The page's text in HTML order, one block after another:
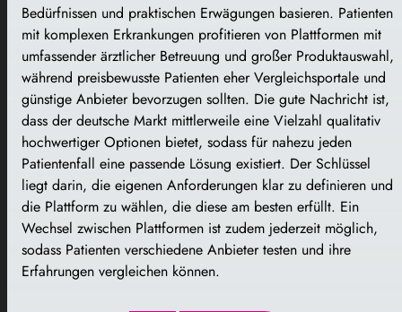
Bedürfnissen und praktischen Erwägungen basieren. Patienten
mit komplexen Erkrankungen profitieren von Plattformen mit
umfassender ärztlicher Betreuung und großer Produktauswahl,
während preisbewusste Patienten eher Vergleichsportale und
günstige Anbieter bevorzugen sollten. Die gute Nachricht ist,
dass der deutsche Markt mittlerweile eine Vielzahl qualitativ
hochwertiger Optionen bietet, sodass für nahezu jeden
Patientenfall eine passende Lösung existiert. Der Schlüssel
liegt darin, die eigenen Anforderungen klar zu definieren und
die Plattform zu wählen, die diese am besten erfüllt. Ein
Wechsel zwischen Plattformen ist zudem jederzeit möglich,
sodass Patienten verschiedene Anbieter testen und ihre
Erfahrungen vergleichen können.